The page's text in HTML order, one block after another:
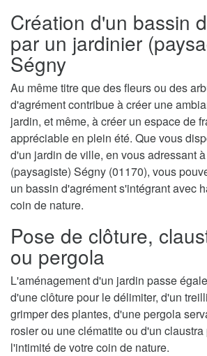
Création d'un bassin
par un jardinier
Ségny
Au même titre que des fleurs ou des
d'agrément contribue à créer une
jardin, et même, à créer un espace de
appréciable en plein été. Que vous
d'un jardin de ville, en vous adressant
(paysagiste) Ségny (01170), vous
un bassin d'agrément s'intégrant avec
coin de nature.
Pose de clôture,
ou pergola
L'aménagement d'un jardin passe
d'une clôture pour le délimiter, d'un
grimper des plantes, d'une pergola
rosier ou une clématite ou d'un
l'intimité de votre coin de nature.